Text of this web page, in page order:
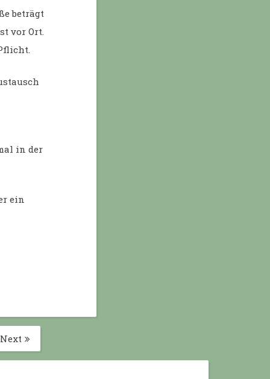
beträgt
vor Ort.
in der
ein
Next